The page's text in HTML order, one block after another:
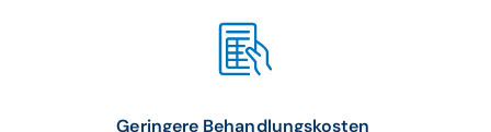
Geringere Behandlungskosten